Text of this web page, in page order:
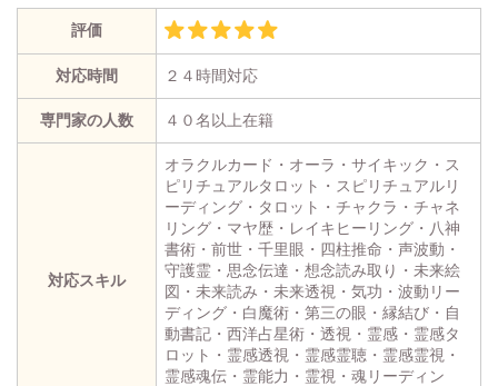
評価
対応時間 ２４時間対応
専門家の人数 ４０名以上在籍
対応スキル
オラクルカード・オーラ・サイキック・ス
ピリチュアルタロット・スピリチュアルリ
ーディング・タロット・チャクラ・チャネ
リング・マヤ歴・レイキヒーリング・八神
書術・前世・千里眼・四柱推命・声波動・
守護霊・思念伝達・想念読み取り・未来絵
図・未来読み・未来透視・気功・波動リー
ディング・白魔術・第三の眼・縁結び・自
動書記・西洋占星術・透視・霊感・霊感タ
ロット・霊感透視・霊感霊聴・霊感霊視・
霊感魂伝・霊能力・霊視・魂リーディン